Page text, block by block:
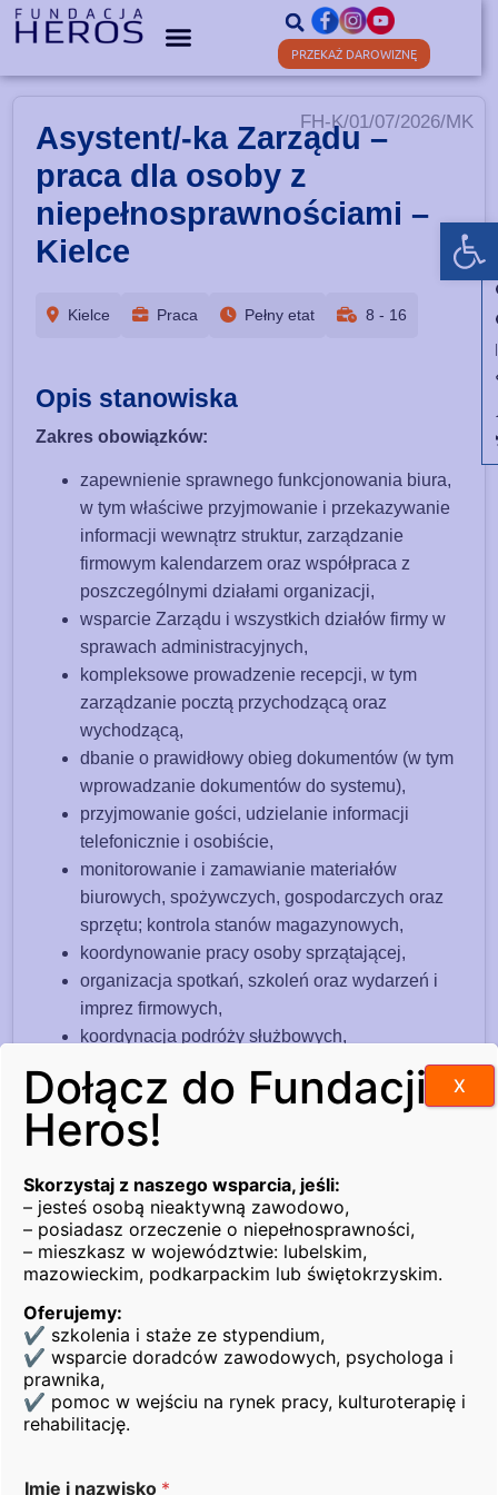
PRZEKAŻ DAROWIZNĘ
Asystent/-ka Zarządu –
praca dla osoby z
niepełnosprawnościami –
Kielce
FH-K/01/07/2026/MK
Kielce Praca Pełny etat 8 - 16
Opis stanowiska
Zakres obowiązków:
zapewnienie sprawnego funkcjonowania biura,
w tym właściwe przyjmowanie i przekazywanie
informacji wewnątrz struktur, zarządzanie
firmowym kalendarzem oraz współpraca z
poszczególnymi działami organizacji,
wsparcie Zarządu i wszystkich działów firmy w
sprawach administracyjnych,
kompleksowe prowadzenie recepcji, w tym
zarządzanie pocztą przychodzącą oraz
wychodzącą,
dbanie o prawidłowy obieg dokumentów (w tym
wprowadzanie dokumentów do systemu),
przyjmowanie gości, udzielanie informacji
telefonicznie i osobiście,
monitorowanie i zamawianie materiałów
biurowych, spożywczych, gospodarczych oraz
sprzętu; kontrola stanów magazynowych,
koordynowanie pracy osoby sprzątającej,
organizacja spotkań, szkoleń oraz wydarzeń i
imprez firmowych,
koordynacja podróży służbowych,
współpraca z zewnętrznymi dostawcami usług
oraz zarządzanie fakturami kosztowymi,
zarządzanie przestrzenią biura (w tym sale
konferencyjne i kuchnia) oraz dbanie o
wizerunek biura.
Wymagania na stanowisku:
orzeczenie o stopniu niepełnosprawności,
minimum roczne doświadczenie w pracy na
stanowisku Asystent/-ka Zarządu; Asystent/-ka
Biura lub pokrewne,
wysoka kultura osobista,
dobra organizacja czasu pracy,
umiejętność ustalania priorytetów,
komunikatywność,
Dołącz do Fundacji
Heros!
Skorzystaj z naszego wsparcia, jeśli:
– jesteś osobą nieaktywną zawodowo,
– posiadasz orzeczenie o niepełnosprawności,
– mieszkasz w województwie: lubelskim,
mazowieckim, podkarpackim lub świętokrzyskim.
Oferujemy:
✔ szkolenia i staże ze stypendium,
✔ wsparcie doradców zawodowych, psychologa i
prawnika,
✔ pomoc w wejściu na rynek pracy, kulturoterapię i
rehabilitację.
Imię i nazwisko *
X